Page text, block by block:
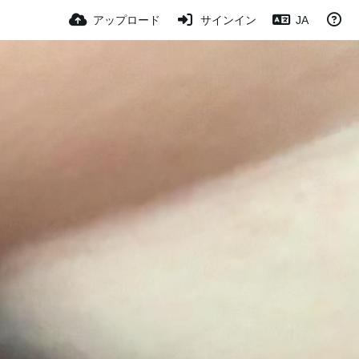
アップロード サインイン JA